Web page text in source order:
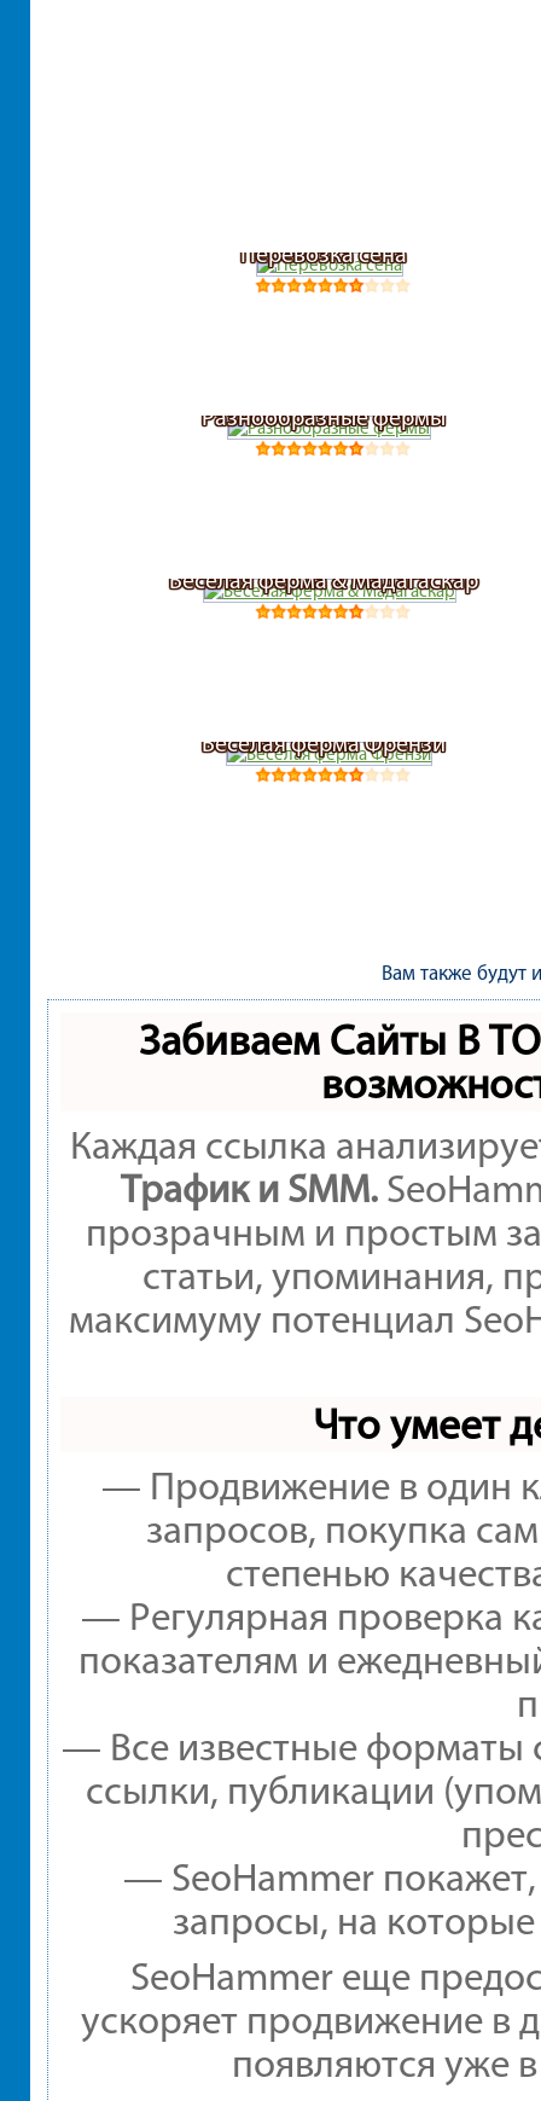
Перевозка сена
Разнообразные фермы
Веселая ферма & Мадагаскар
Веселая ферма Френзи
Вам также будут
Забиваем Сайты В
Каждая ссылка
Трафик и SMM.
прозрачным и простым
статьи, упоминания,
максимуму потенциал
Что умеет
— Продвижение в один
запросов, покупка
степенью
— Регулярная проверка
показателям и
— Все известные форматы
ссылки, публикации
— SeoHammer покажет,
запросы, на
SeoHammer еще
ускоряет продвижение в
появляются уже